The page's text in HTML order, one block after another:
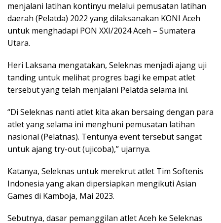
menjalani latihan kontinyu melalui pemusatan latihan
daerah (Pelatda) 2022 yang dilaksanakan KONI Aceh
untuk menghadapi PON XXI/2024 Aceh – Sumatera
Utara.
Heri Laksana mengatakan, Seleknas menjadi ajang uji
tanding untuk melihat progres bagi ke empat atlet
tersebut yang telah menjalani Pelatda selama ini.
“Di Seleknas nanti atlet kita akan bersaing dengan para
atlet yang selama ini menghuni pemusatan latihan
nasional (Pelatnas). Tentunya event tersebut sangat
untuk ajang try-out (ujicoba),” ujarnya.
Katanya, Seleknas untuk merekrut atlet Tim Softenis
Indonesia yang akan dipersiapkan mengikuti Asian
Games di Kamboja, Mai 2023.
Sebutnya, dasar pemanggilan atlet Aceh ke Seleknas